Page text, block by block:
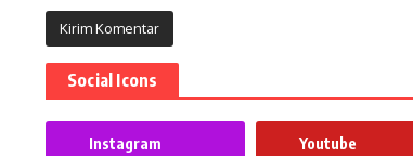
Social Icons
Instagram
Youtube